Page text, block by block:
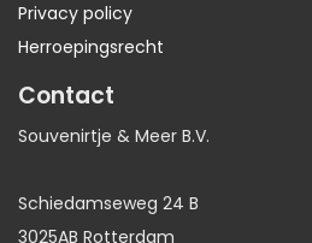
Privacy policy
Herroepingsrecht
Contact
Souvenirtje & Meer B.V.
Schiedamseweg 24 B
3025AB Rotterdam